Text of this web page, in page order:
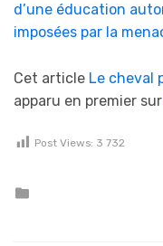
d’une éducation
imposées par la
Cet article Le cheval
apparu en premier sur
Post Views: 3 732